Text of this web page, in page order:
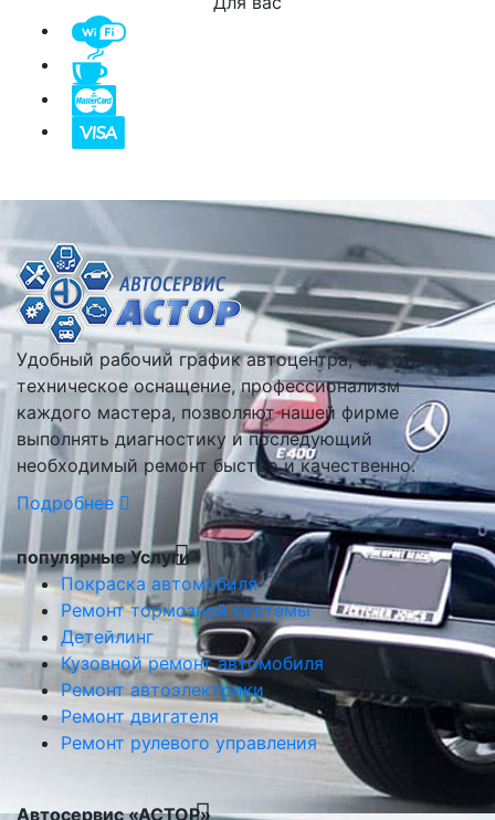
Удобный рабочий график автоцентра, его отличное
техническое оснащение, профессионализм
каждого мастера, позволяют нашей фирме
выполнять диагностику и последующий
необходимый ремонт быстро и качественно.
Подробнее
популярные Услуги
Покраска автомобиля
Ремонт тормозной системы
Детейлинг
Кузовной ремонт автомобиля
Ремонт автоэлектрики
Ремонт двигателя
Ремонт рулевого управления
Автосервис «АСТОР»